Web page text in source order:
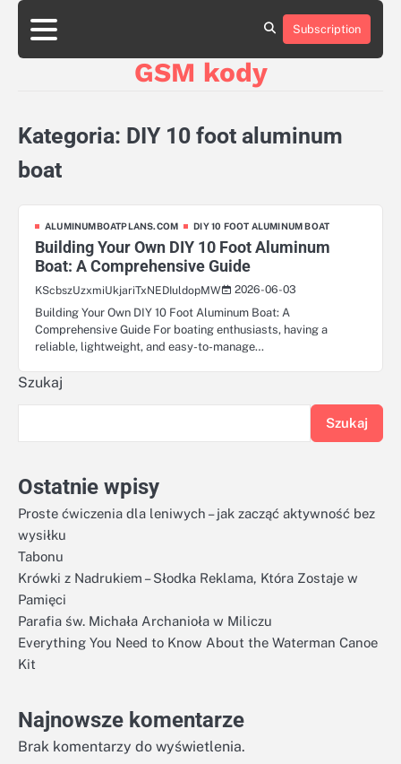
Skip
content
aluminumboatplans.com
dobra-
plywoodboatplans.com
aluminumboatplans.com
dobra-
plywoodboatplans.com
Kontakt
Kontakt
Subscription
GSM kody
Kategoria: DIY 10 foot aluminum
boat
ALUMINUMBOATPLANS.COM DIY 10 FOOT ALUMINUM BOAT
Building Your Own DIY 10 Foot Aluminum
Boat: A Comprehensive Guide
KScbszUzxmiUkjariTxNEDIuldopMW
2026-06-03
Building Your Own DIY 10 Foot Aluminum Boat: A
Comprehensive Guide For boating enthusiasts, having a
reliable, lightweight, and easy-to-manage…
Szukaj
Szukaj
Ostatnie wpisy
Proste ćwiczenia dla leniwych – jak zacząć aktywność bez
wysiłku
Tabonu
Krówki z Nadrukiem – Słodka Reklama, Która Zostaje w
Pamięci
Parafia św. Michała Archanioła w Miliczu
Everything You Need to Know About the Waterman Canoe
Kit
Najnowsze komentarze
Brak komentarzy do wyświetlenia.